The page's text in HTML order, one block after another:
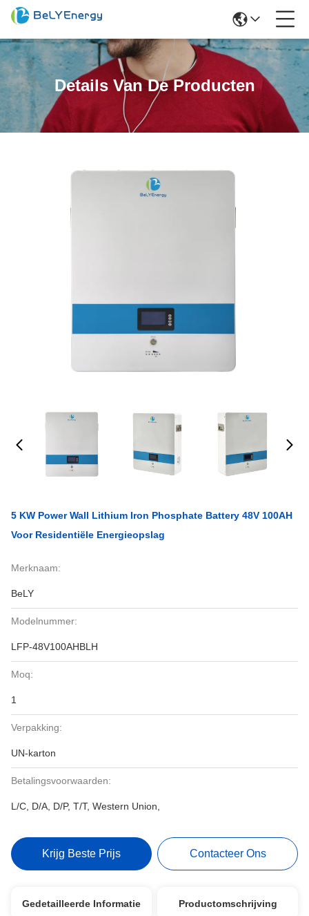
Details Van De Producten
5 KW Power Wall Lithium Iron Phosphate Battery 48V 100AH
Voor Residentiële Energieopslag
Merknaam:
BeLY
Modelnummer:
LFP-48V100AHBLH
Moq:
1
Verpakking:
UN-karton
Betalingsvoorwaarden:
L/C, D/A, D/P, T/T, Western Union,
Krijg Beste Prijs Contacteer Ons
Gedetailleerde Informatie Productomschrijving